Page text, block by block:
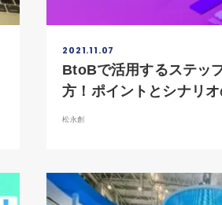
2021.11.07
BtoBで活用するステッ
方！ポイントとシナリ
松永創